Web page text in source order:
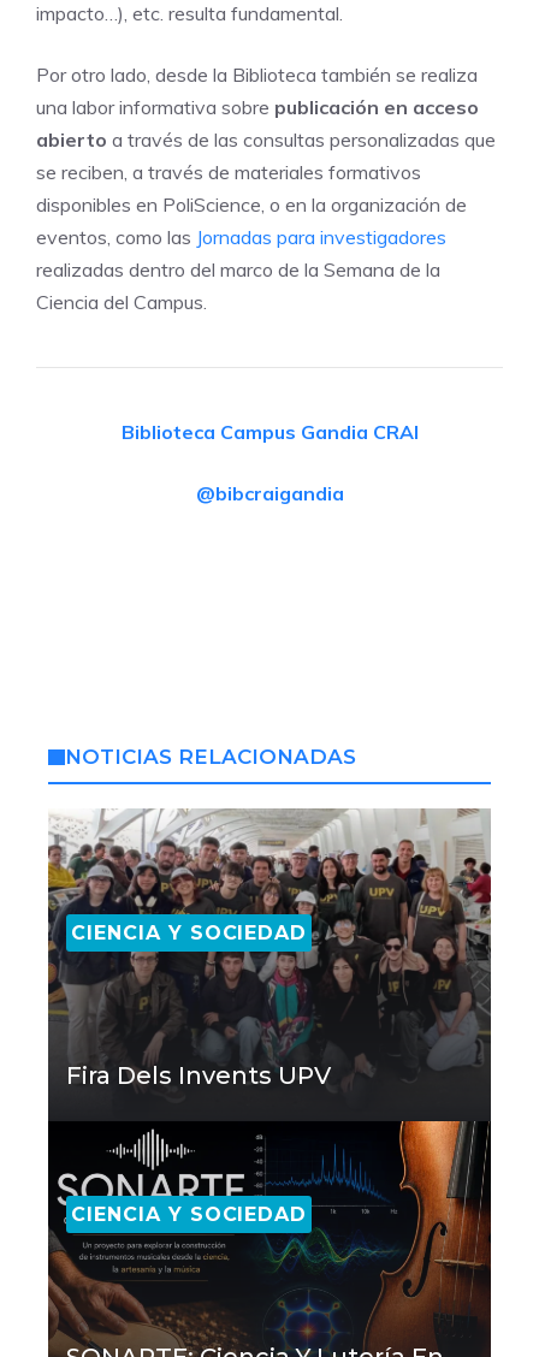
impacto…), etc. resulta fundamental.
Por otro lado, desde la Biblioteca también se realiza
una labor informativa sobre publicación en acceso
abierto a través de las consultas personalizadas que
se reciben, a través de materiales formativos
disponibles en PoliScience, o en la organización de
eventos, como las Jornadas para investigadores
realizadas dentro del marco de la Semana de la
Ciencia del Campus.
Biblioteca Campus Gandia CRAI
@bibcraigandia
NOTICIAS RELACIONADAS
CIENCIA Y SOCIEDAD
Fira Dels Invents UPV
CIENCIA Y SOCIEDAD